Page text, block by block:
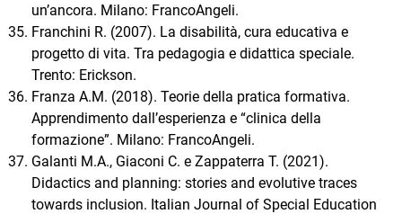
un’ancora. Milano: FrancoAngeli.
Franchini R. (2007). La disabilità, cura educativa e
progetto di vita. Tra pedagogia e didattica speciale.
Trento: Erickson.
Franza A.M. (2018). Teorie della pratica formativa.
Apprendimento dall’esperienza e “clinica della
formazione”. Milano: FrancoAngeli.
Galanti M.A., Giaconi C. e Zappaterra T. (2021).
Didactics and planning: stories and evolutive traces
towards inclusion. Italian Journal of Special Education